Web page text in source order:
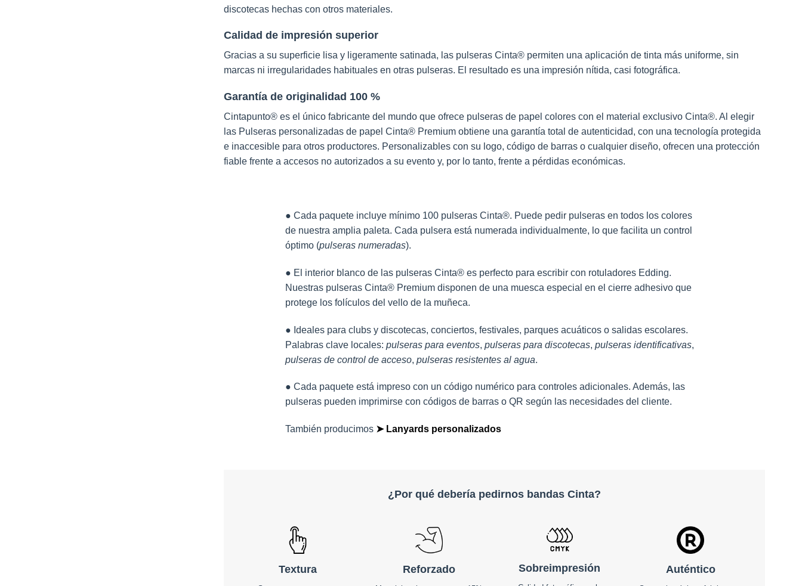
discotecas hechas con otros materiales.
Calidad de impresión superior
Gracias a su superficie lisa y ligeramente satinada, las pulseras Cinta® permiten una aplicación de tinta más uniforme, sin
marcas ni irregularidades habituales en otras pulseras. El resultado es una impresión nítida, casi fotográfica.
Garantía de originalidad 100 %
Cintapunto® es el único fabricante del mundo que ofrece pulseras de papel colores con el material exclusivo Cinta®. Al elegir
las Pulseras personalizadas de papel Cinta® Premium obtiene una garantía total de autenticidad, con una tecnología protegida
e inaccesible para otros productores. Personalizables con su logo, código de barras o cualquier diseño, ofrecen una protección
fiable frente a accesos no autorizados a su evento y, por lo tanto, frente a pérdidas económicas.
● Cada paquete incluye mínimo 100 pulseras Cinta®. Puede pedir pulseras en todos los colores
de nuestra amplia paleta. Cada pulsera está numerada individualmente, lo que facilita un control
óptimo (pulseras numeradas).
● El interior blanco de las pulseras Cinta® es perfecto para escribir con rotuladores Edding.
Nuestras pulseras Cinta® Premium disponen de una muesca especial en el cierre adhesivo que
protege los folículos del vello de la muñeca.
● Ideales para clubs y discotecas, conciertos, festivales, parques acuáticos o salidas escolares.
Palabras clave locales: pulseras para eventos, pulseras para discotecas, pulseras identificativas,
pulseras de control de acceso, pulseras resistentes al agua.
● Cada paquete está impreso con un código numérico para controles adicionales. Además, las
pulseras pueden imprimirse con códigos de barras o QR según las necesidades del cliente.
También producimos ➤ Lanyards personalizados
¿Por qué debería pedirnos bandas Cinta?
Textura Reforzado Sobreimpresión Auténtico